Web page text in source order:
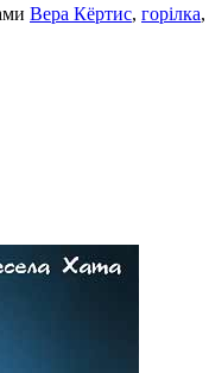
Вера Кёртис, горілка,